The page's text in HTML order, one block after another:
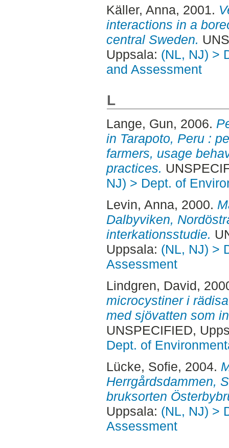
Käller, Anna, 2001.
interactions in a
central Sweden.
Uppsala: (NL, NJ) >
and Assessment
L
Lange, Gun, 2006.
in Tarapoto, Peru :
farmers, usage
practices.
NJ) > Dept. of
Levin, Anna, 2000.
Dalbyviken,
interkationsstudie.
Uppsala: (NL, NJ) >
Assessment
Lindgren, David,
microcystiner i
med sjövatten som
UNSPECIFIED,
Dept. of
Lücke, Sofie, 2004.
Herrgårdsdammen,
bruksorten
Uppsala: (NL, NJ) >
Assessment